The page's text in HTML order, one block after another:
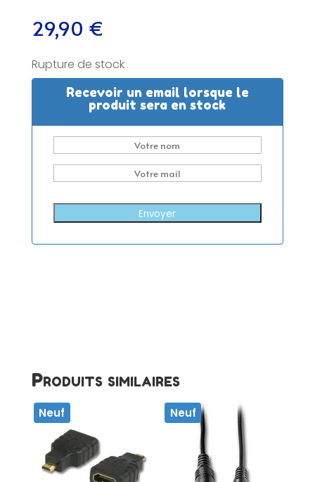
29,90 €
Rupture de stock
Recevoir un email lorsque le
produit sera en stock
Envoyer
Produits similaires
Neuf Neuf